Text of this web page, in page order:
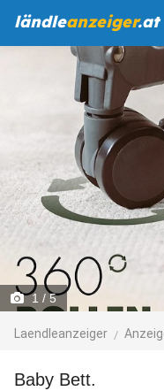
ländleanzeiger.at
1 / 5
Laendleanzeiger
baby Bett.